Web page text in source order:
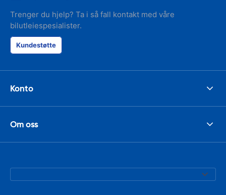
Trenger du hjelp? Ta i så fall kontakt med våre
bilutleiespesialister.
Kundestøtte
Konto
Om oss